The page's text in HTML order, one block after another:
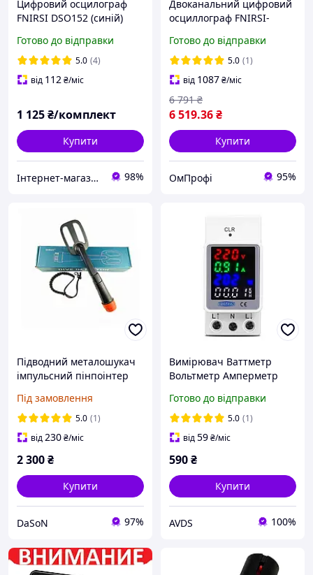
Цифровий осцилограф
FNIRSI DSO152 (синій)
Готово до відправки
5.0 (4)
від 112₴/міс
1 125₴/комплект
Купити
Інтернет-магазин "SHRAK" 98%
Двоканальний цифровий
осциллограф FNIRSI-
осцилограф із функцією
генератора сигналів
Готово до відправки
5.0 (1)
від 1087₴/міс
6 519.36₴
6 791 ₴
Купити
ОмПрофі 95%
Підводний металошукач
імпульсний пінпоінтер
водонепроникний
металодетектор Чорний
Під замовлення
5.0 (1)
від230₴/міс
2 300₴
Купити
DaSoN 97%
Вимірювач Ваттметр
Вольтметр Амперметр
100C
Готово до відправки
5.0 (1)
від59₴/міс
590₴
Купити
AVDS 100%